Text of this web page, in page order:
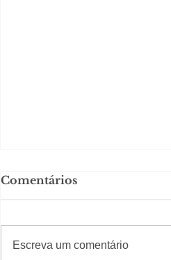
Comentários
Escreva um comentário
#Sugestões